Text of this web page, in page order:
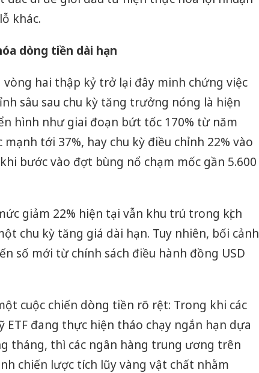
khác.
dòng tiền dài hạn
hai thập kỷ trở lại đây minh chứng việc
sâu sau chu kỳ tăng trưởng nóng là hiện
hình như giai đoạn bứt tốc 170% từ năm
tới 37%, hay chu kỳ điều chỉnh 22% vào
bước vào đợt bùng nổ chạm mốc gần 5.600
giảm 22% hiện tại vẫn khu trú trong kịch
chu kỳ tăng giá dài hạn. Tuy nhiên, bối cảnh
số mới từ chính sách điều hành đồng USD
cuộc chiến dòng tiền rõ rệt: Trong khi các
ETF đang thực hiện tháo chạy ngắn hạn dựa
tháng, thì các ngân hàng trung ương trên
chiến lược tích lũy vàng vật chất nhằm